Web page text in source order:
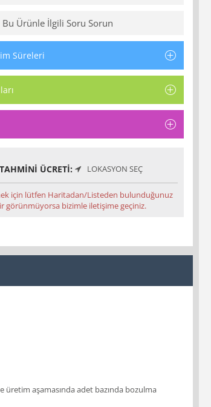
Bu Ürünle İlgili Soru Sorun
Süreleri
ÜCRETI: LOKASYON SEÇ
için lütfen Haritadan/Listeden bulunduğunuz
görünmüyorsa bizimle iletişime geçiniz.
üretim aşamasında adet bazında bozulma